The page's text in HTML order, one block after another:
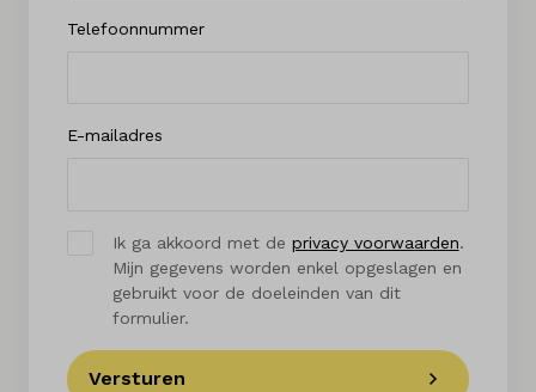
Telefoonnummer
E-mailadres
Ik ga akkoord met de privacy voorwaarden.
Mijn gegevens worden enkel opgeslagen en
gebruikt voor de doeleinden van dit
formulier.
Versturen